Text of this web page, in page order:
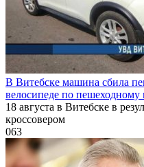
В Витебске машина сбила
велосипеде по пешеходному
18 августа в Витебске в
кроссовером
063